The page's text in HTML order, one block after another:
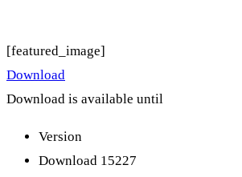
[featured_image]
Download
Download is available until
Version
Download 15227